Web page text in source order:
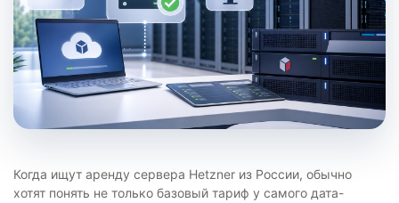
Когда ищут аренду сервера Hetzner из России, обычно
хотят понять не только базовый тариф у самого дата-